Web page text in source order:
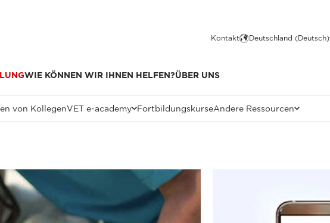
Kontakt Deutschland (Deutsch)
WIE KÖNNEN WIR IHNEN HELFEN?ÜBER UNS
von KollegenVET e-academy FortbildungskurseAndere Ressourcen